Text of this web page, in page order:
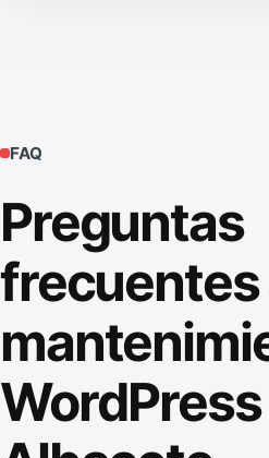
FAQ
Preguntas
frecuentes